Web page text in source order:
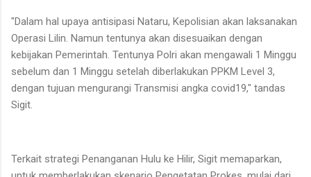
"Dalam hal upaya antisipasi Nataru, Kepolisian akan laksanakan
Operasi Lilin. Namun tentunya akan disesuaikan dengan
kebijakan Pemerintah. Tentunya Polri akan mengawali 1 Minggu
sebelum dan 1 Minggu setelah diberlakukan PPKM Level 3,
dengan tujuan mengurangi Transmisi angka covid19," tandas
Sigit.
Terkait strategi Penanganan Hulu ke Hilir, Sigit memaparkan,